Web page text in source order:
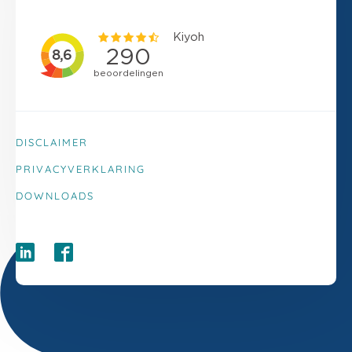
DISCLAIMER
PRIVACYVERKLARING
DOWNLOADS